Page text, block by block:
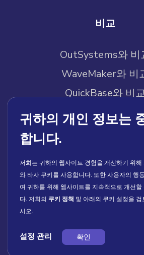
비교
OutSystems와 비
WaveMaker와 비
QuickBase와 비
Mendix와 비교
회사 소개
문의하기
귀하의 개인 정보는
합니다.
저희는 귀하의 웹사이트 경험을 개선하기 위해
와 타사 쿠키를 사용합니다. 또한 사용자의 행
여 귀하를 위해 웹사이트를 지속적으로 개선할
다. 저희의 쿠키 정책 및 아래의 쿠키 설정을 검
시오.
설정 관리 확인